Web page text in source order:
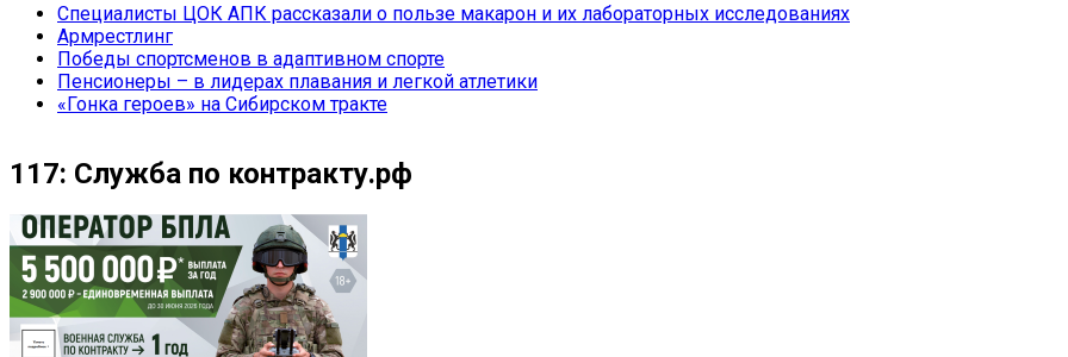
Специалисты ЦОК АПК рассказали о пользе макарон и их лабораторных исследованиях
Армрестлинг
Победы спортсменов в адаптивном спорте
Пенсионеры – в лидерах плавания и легкой атлетики
«Гонка героев» на Сибирском тракте
117: Служба по контракту.рф